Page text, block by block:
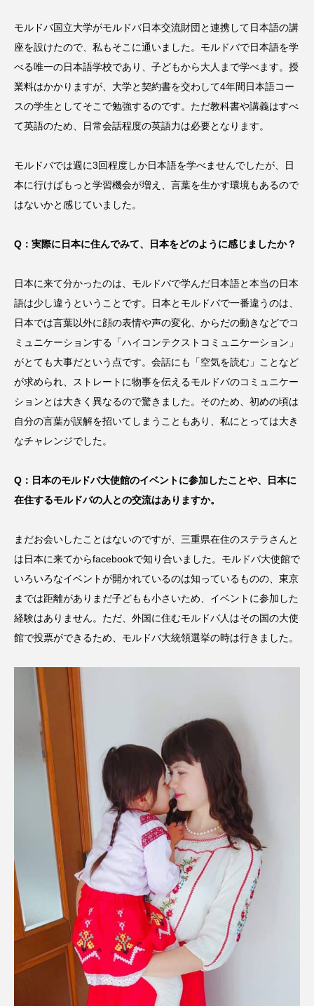
モルドバ国立大学がモルドバ日本交流財団と連携して日本語の講
座を設けたので、私もそこに通いました。モルドバで日本語を学
べる唯一の日本語学校であり、子どもから大人まで学べます。授
業料はかかりますが、大学と契約書を交わして4年間日本語コー
スの学生としてそこで勉強するのです。ただ教科書や講義はすべ
て英語のため、日常会話程度の英語力は必要となります。
モルドバでは週に3回程度しか日本語を学べませんでしたが、日
本に行けばもっと学習機会が増え、言葉を生かす環境もあるので
はないかと感じていました。
Q：実際に日本に住んでみて、日本をどのように感じましたか？
日本に来て分かったのは、モルドバで学んだ日本語と本当の日本
語は少し違うということです。日本とモルドバで一番違うのは、
日本では言葉以外に顔の表情や声の変化、からだの動きなどでコ
ミュニケーションする「ハイコンテクストコミュニケーション」
がとても大事だという点です。会話にも「空気を読む」ことなど
が求められ、ストレートに物事を伝えるモルドバのコミュニケー
ションとは大きく異なるので驚きました。そのため、初めの頃は
自分の言葉が誤解を招いてしまうこともあり、私にとっては大き
なチャレンジでした。
Q：日本のモルドバ大使館のイベントに参加したことや、日本に
在住するモルドバの人との交流はありますか。
まだお会いしたことはないのですが、三重県在住のステラさんと
は日本に来てからfacebookで知り合いました。モルドバ大使館で
いろいろなイベントが開かれているのは知っているものの、東京
までは距離がありまだ子どもも小さいため、イベントに参加した
経験はありません。ただ、外国に住むモルドバ人はその国の大使
館で投票ができるため、モルドバ大統領選挙の時は行きました。